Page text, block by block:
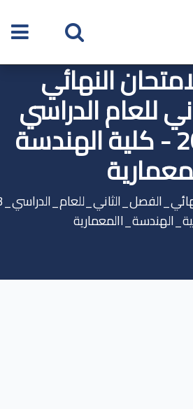
النهائي
للعام الدراسي
2023-2024 - كلية الهندسة